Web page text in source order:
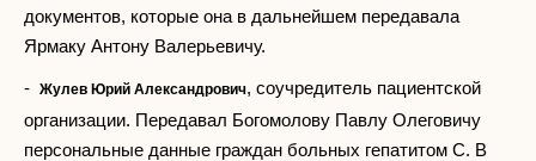
документов, которые она в дальнейшем передавала
Ярмаку Антону Валерьевичу.
- Жулев Юрий Александрович, соучредитель пациентской
организации. Передавал Богомолову Павлу Олеговичу
персональные данные граждан больных гепатитом С. В